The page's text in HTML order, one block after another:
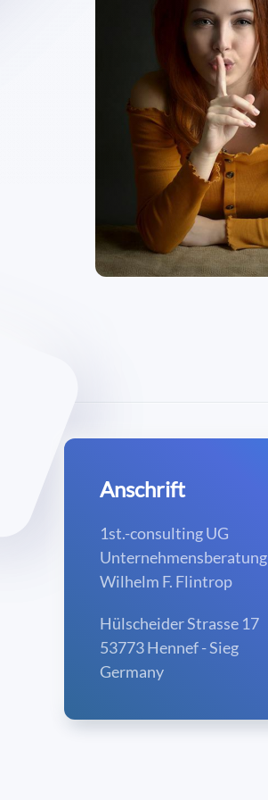
Anschrift
1st.-consulting UG
Unternehmensberatung
Wilhelm F. Flintrop
Hülscheider Strasse 17
53773 Hennef - Sieg
Germany